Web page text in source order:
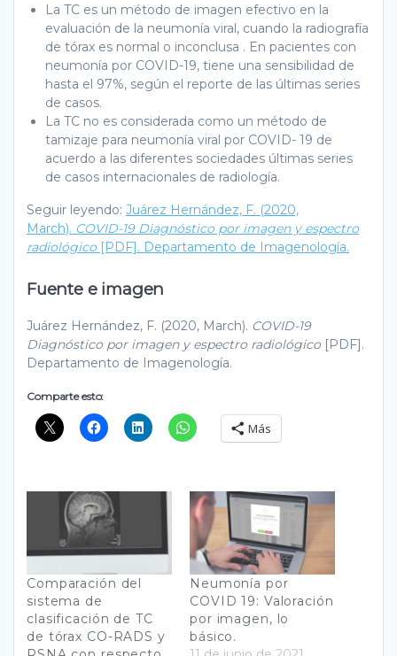
La TC es un método de imagen efectivo en la
evaluación de la neumonía viral, cuando la radiografía
de tórax es normal o inconclusa . En pacientes con
neumonía por COVID-19, tiene una sensibilidad de
hasta el 97%, según el reporte de las últimas series
de casos.
La TC no es considerada como un método de
tamizaje para neumonía viral por COVID- 19 de
acuerdo a las diferentes sociedades últimas series
de casos internacionales de radiología.
Seguir leyendo: Juárez Hernández, F. (2020,
March). COVID-19 Diagnóstico por imagen y espectro
radiológico[PDF]. Departamento de Imagenología.
Fuente e imagen
Juárez Hernández, F. (2020, March). COVID-19
Diagnóstico por imagen y espectro radiológico [PDF].
Departamento de Imagenología.
Comparte esto:
Más
Comparación del
sistema de
clasificación de TC
de tórax CO-RADS y
Neumonía por
COVID 19: Valoración
por imagen, lo
básico.